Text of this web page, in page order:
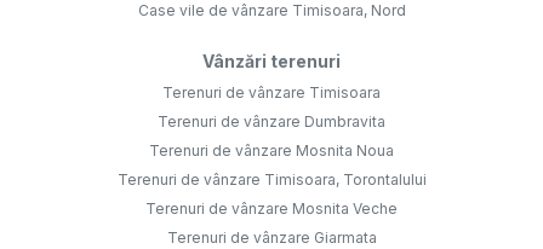
Case vile de vânzare Timisoara, Nord
Vânzări terenuri
Terenuri de vânzare Timisoara
Terenuri de vânzare Dumbravita
Terenuri de vânzare Mosnita Noua
Terenuri de vânzare Timisoara, Torontalului
Terenuri de vânzare Mosnita Veche
Terenuri de vânzare Giarmata